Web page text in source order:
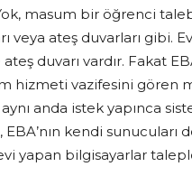
masum bir öğrenci
veya ateş duvarları gibi.
duvarı vardır. Fakat
hizmeti vazifesini gören
anda istek yapınca
EBA’nın kendi
yapan bilgisayarlar